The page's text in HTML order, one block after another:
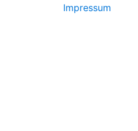
Impressum